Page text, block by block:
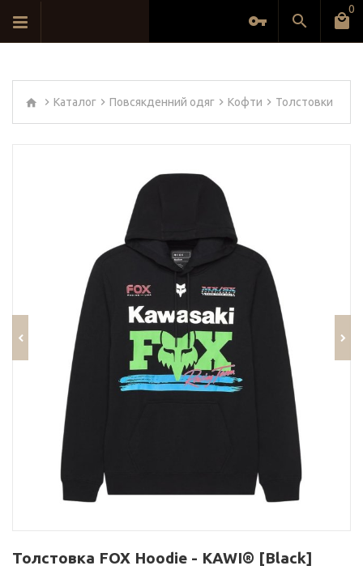
0
Каталог Повсякденний одяг Кофти Толстовки
Толстовка FOX Hoodie - KAWI® [Black]